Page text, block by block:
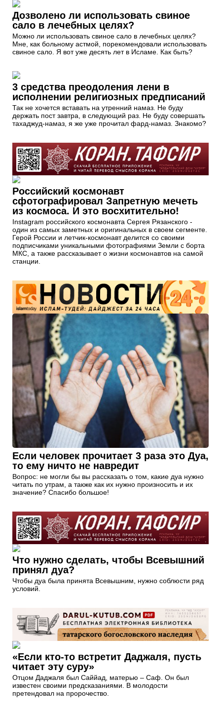
Дозволено ли использовать свиное
сало в лечебных целях?
Можно ли использовать свиное сало в лечебных целях?
Мне, как больному астмой, порекомендовали использовать
свиное сало. Я вот уже десять лет в Исламе. Как быть?
3 средства преодоления лени в
исполнении религиозных предписаний
Так не хочется вставать на утренний намаз. Не буду
держать пост завтра, в следующий раз. Не буду совершать
тахаджуд-намаз, я же уже прочитал фард-намаз. Знакомо?
Российский космонавт
сфотографировал Запретную мечеть
из космоса. И это восхитительно!
Instagram российского космонавта Сергея Рязанского -
один из самых заметных и оригинальных в своем сегменте.
Герой России и летчик-космонавт делится со своими
подписчиками уникальными фотографиями Земли с борта
МКС, а также рассказывает о жизни космонавтов на самой
станции.
Если человек прочитает 3 раза это Дуа,
то ему ничто не навредит
Вопрос: не могли бы вы рассказать о том, какие дуа нужно
читать по утрам, а также как их нужно произносить и их
значение? Спасибо большое!
Что нужно сделать, чтобы Всевышний
принял дуа?
Чтобы дуа была принята Всевышним, нужно соблюсти ряд
условий.
«Если кто-то встретит Даджаля, пусть
читает эту суру»
Отцом Даджаля был Саййад, матерью – Саф. Он был
известен своими предсказаниями. В молодости
претендовал на пророчество.